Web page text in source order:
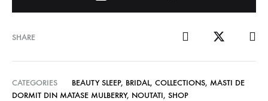
SHARE
CATEGORIES BEAUTY SLEEP, BRIDAL, COLLECTIONS, MASTI DE
DORMIT DIN MATASE MULBERRY, NOUTATI, SHOP